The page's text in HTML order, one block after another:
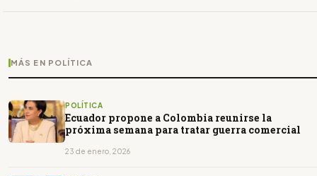
MÁS EN POLÍTICA
POLÍTICA
Ecuador propone a Colombia reunirse la
próxima semana para tratar guerra comercial
23 de enero, 2026